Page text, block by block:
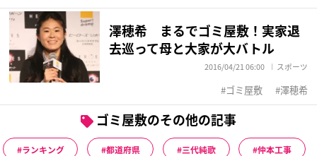
澤穂希 まるでゴミ屋敷！実家退
去巡って母と大家が大バトル
2016/04/21 06:00 スポーツ
ゴミ屋敷 澤穂希
ゴミ屋敷のその他の記事
ランキング 都道府県 三代純歌 仲本工事